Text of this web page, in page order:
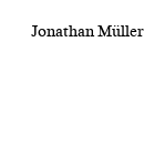
Jonathan Müller